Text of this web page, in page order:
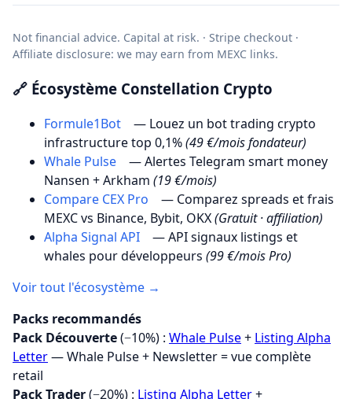
Not financial advice. Capital at risk. · Stripe checkout ·
Affiliate disclosure: we may earn from MEXC links.
🔗 Écosystème Constellation Crypto
Formule1Bot
— Louez un bot trading crypto
infrastructure top 0,1%(49 €/mois fondateur)
Whale Pulse
— Alertes Telegram smart money
Nansen + Arkham (19 €/mois)
Compare CEX Pro
— Comparez spreads et frais
MEXC vs Binance, Bybit, OKX(Gratuit · affiliation)
Alpha Signal API
— API signaux listings et
whales pour développeurs (99 €/mois Pro)
Voir tout l'écosystème →
Packs recommandés
Pack Découverte(−10%) : Whale Pulse+ Listing Alpha
Letter— Whale Pulse + Newsletter = vue complète
retail
Pack Trader(−20%) : Listing Alpha Letter+